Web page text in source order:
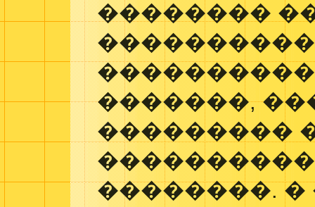
��������
�������,
���������
��������.